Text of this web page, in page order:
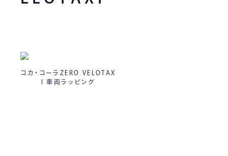
コカ・コーラZERO VELOTAX
I 車両ラッピング